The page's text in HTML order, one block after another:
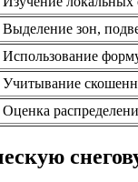
Выделение зон,
Использование
Учитывание
Оценка